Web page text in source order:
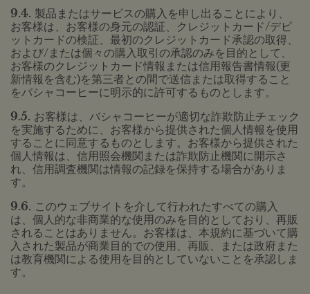
9.4. 製品またはサービスの購入を申し出ることにより、
お客様は、お客様の身元の認証、クレジットカード/デビ
ットカードの検証、最初のクレジットカード承認の取得、
および/または個々の購入取引の承認のみを目的として、
お客様のクレジットカード情報または信用報告書情報(更
新情報を含む)を第三者との間で送信または取得すること
をバシャコーヒーに明示的に許可するものとします。
9.5. お客様は、バシャコーヒーが適切な詐欺防止チェック
を実施するために、お客様から提供された個人情報を使用
することに同意するものとします。お客様から提供された
個人情報は、信用照会機関または詐欺防止機関に開示さ
れ、信用調査機関は情報の記録を保持する場合がありま
す。
9.6. このウェブサイトを介して行われたすべての購入
は、個人的な非商業的な使用のみを目的としており、再販
されることはありません。お客様は、本規約に基づいて購
入された製品が商業目的での使用、再販、または政府また
は教育機関による使用を目的としていないことを承認しま
す。